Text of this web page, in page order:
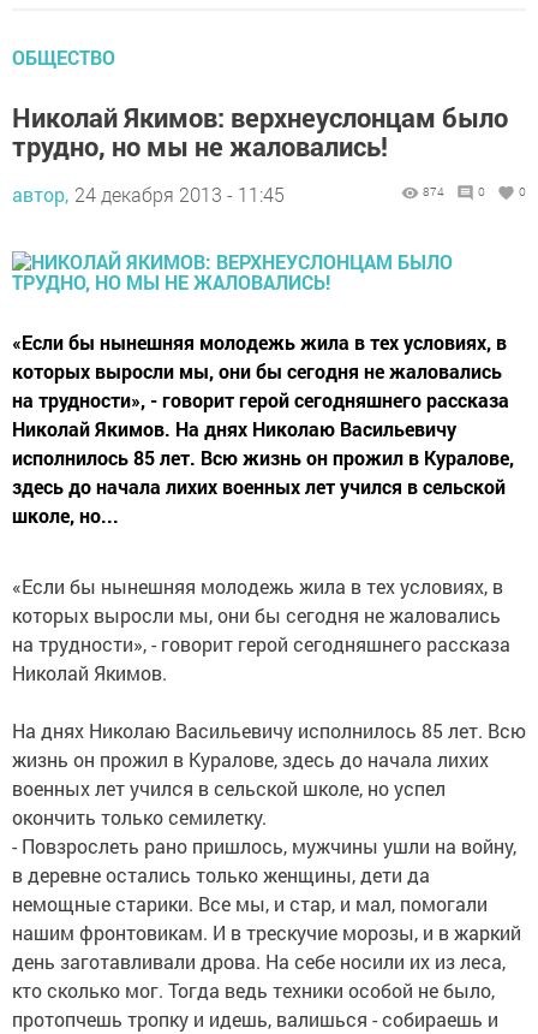
ОБЩЕСТВО
Николай Якимов: верхнеуслонцам было
трудно, но мы не жаловались!
автор, 24 декабря 2013 - 11:45 874 0 0
«Если бы нынешняя молодежь жила в тех условиях, в
которых выросли мы, они бы сегодня не жаловались
на трудности», - говорит герой сегодняшнего рассказа
Николай Якимов. На днях Николаю Васильевичу
исполнилось 85 лет. Всю жизнь он прожил в Куралове,
здесь до начала лихих военных лет учился в сельской
школе, но...
«Если бы нынешняя молодежь жила в тех условиях, в
которых выросли мы, они бы сегодня не жаловались
на трудности», - говорит герой сегодняшнего рассказа
Николай Якимов.
На днях Николаю Васильевичу исполнилось 85 лет. Всю
жизнь он прожил в Куралове, здесь до начала лихих
военных лет учился в сельской школе, но успел
окончить только семилетку.
- Повзрослеть рано пришлось, мужчины ушли на войну,
в деревне остались только женщины, дети да
немощные старики. Все мы, и стар, и мал, помогали
нашим фронтовикам. И в трескучие морозы, и в жаркий
день заготавливали дрова. На себе носили их из леса,
кто сколько мог. Тогда ведь техники особой не было,
протопчешь тропку и идешь, валишься - собираешь и